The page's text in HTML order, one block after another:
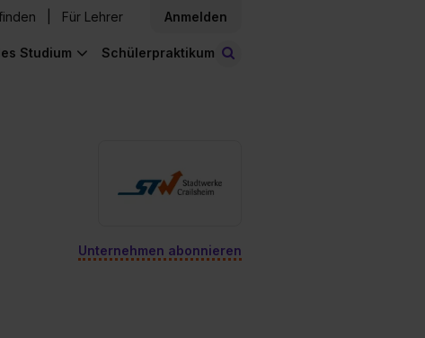
Für Lehrer Anmelden
Studium Schülerpraktikum
Unternehmen abonnieren